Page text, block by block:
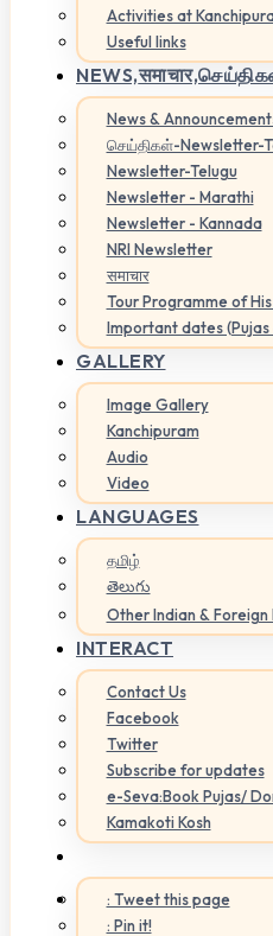
Activities at
Useful links
NEWS,
News &
செய்திகள்-Newsletter-
Newsletter-Telugu
Newsletter - Marathi
Newsletter - Kannada
NRI Newsletter
समाचार
Tour Programme of
Important dates
GALLERY
Image Gallery
Kanchipuram
Audio
Video
LANGUAGES
தமிழ்
తెలుగు
Other Indian & Foreign
INTERACT
Contact Us
Facebook
Twitter
Subscribe for updates
e-Seva:Book Pujas/
Kamakoti Kosh
: Tweet this page
: Pin it!